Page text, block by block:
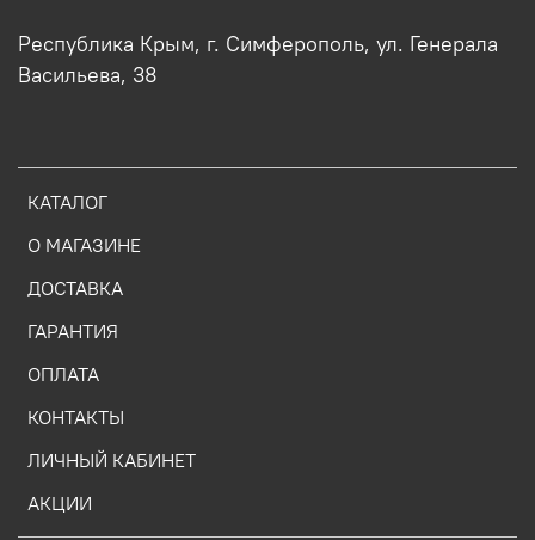
КАТАЛОГ
О МАГАЗИНЕ
ДОСТАВКА
ГАРАНТИЯ
ОПЛАТА
КОНТАКТЫ
ЛИЧНЫЙ КАБИНЕТ
АКЦИИ
Республика Крым, г. Симферополь, ул. Генерала
Васильева, 38